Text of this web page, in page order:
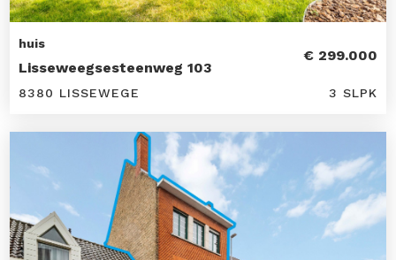
huis
Lisseweegsesteenweg 103
€ 299.000
8380 LISSEWEGE 3 SLPK